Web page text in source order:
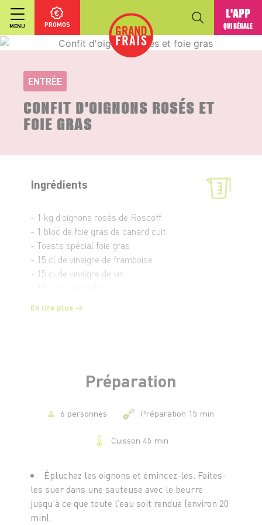
MENU PROMOS
L'APP
QUI RÉGALE
ENTRÉE
CONFIT D'OIGNONS ROSÉS ET
FOIE GRAS
Ingrédients
- 1 kg d’oignons rosés de Roscoff
- 1 bloc de foie gras de canard cuit
- Toasts spécial foie gras
- 15 cl de vinaigre de framboise
- 15 cl de vinaigre de vin
- 100 g de beurre
En lire plus
Préparation
6 personnes Préparation 15 min
Cuisson 45 min
Épluchez les oignons et émincez-les. Faites-
les suer dans une sauteuse avec le beurre
jusqu’à ce que toute l’eau soit rendue (environ 20
min).